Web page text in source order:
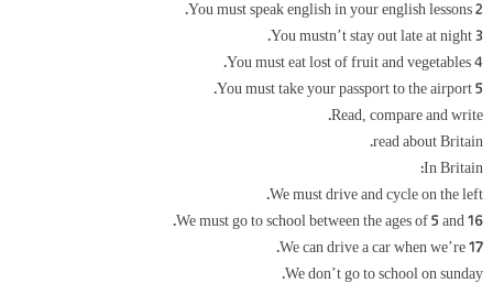
2 You must speak english in your english lessons.
3 You mustn’t stay out late at night.
4 You must eat lost of fruit and vegetables.
5 You must take your passport to the airport.
Read, compare and write.
read about Britain.
In Britain:
We must drive and cycle on the left.
We must go to school between the ages of 5 and 16.
We can drive a car when we’re 17.
We don’t go to school on sunday.